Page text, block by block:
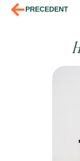
PRECEDENT